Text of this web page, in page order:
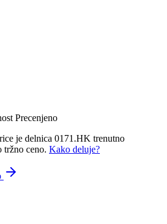
Precenjeno
je delnica 0171.HK trenutno
tržno ceno. Kako deluje?